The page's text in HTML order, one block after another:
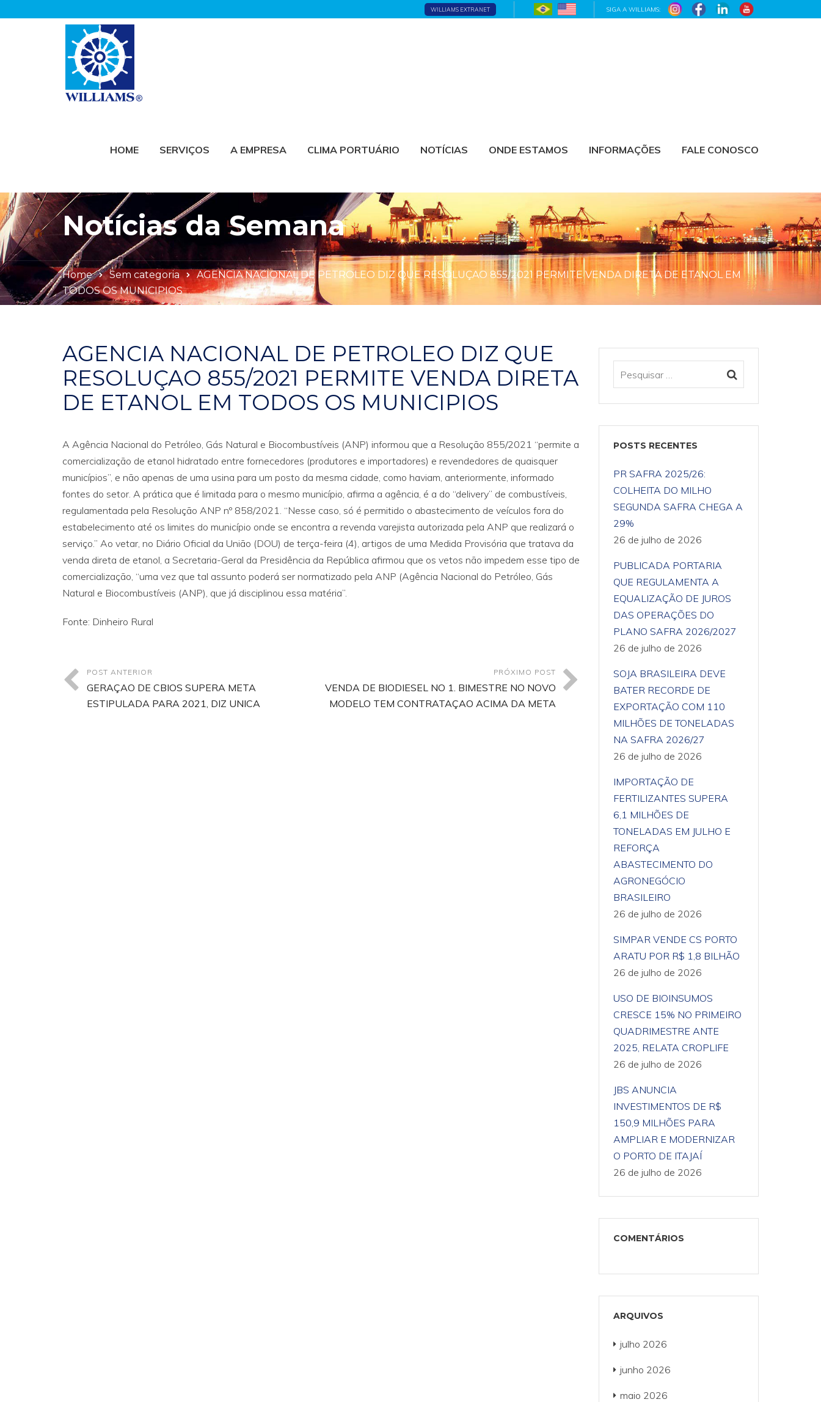
WILLIAMS EXTRANET SIGA A WILLIAMS:
HOME SERVIÇOS A EMPRESA CLIMA PORTUÁRIO NOTÍCIAS ONDE ESTAMOS INFORMAÇÕES FALE CONOSCO
Notícias da Semana
Home Sem categoria
AGENCIA NACIONAL DE PETROLEO DIZ QUE RESOLUÇAO 855/2021 PERMITE VENDA DIRETA DE ETANOL EM
TODOS OS MUNICIPIOS
AGENCIA NACIONAL DE PETROLEO DIZ QUE
RESOLUÇAO 855/2021 PERMITE VENDA DIRETA
DE ETANOL EM TODOS OS MUNICIPIOS
A Agência Nacional do Petróleo, Gás Natural e Biocombustíveis (ANP) informou que a Resolução 855/2021 “permite a
comercialização de etanol hidratado entre fornecedores (produtores e importadores) e revendedores de quaisquer
municípios”, e não apenas de uma usina para um posto da mesma cidade, como haviam, anteriormente, informado
fontes do setor. A prática que é limitada para o mesmo município, afirma a agência, é a do “delivery” de combustíveis,
regulamentada pela Resolução ANP nº 858/2021. “Nesse caso, só é permitido o abastecimento de veículos fora do
estabelecimento até os limites do município onde se encontra a revenda varejista autorizada pela ANP que realizará o
serviço.” Ao vetar, no Diário Oficial da União (DOU) de terça-feira (4), artigos de uma Medida Provisória que tratava da
venda direta de etanol, a Secretaria-Geral da Presidência da República afirmou que os vetos não impedem esse tipo de
comercialização, “uma vez que tal assunto poderá ser normatizado pela ANP (Agência Nacional do Petróleo, Gás
Natural e Biocombustíveis (ANP), que já disciplinou essa matéria”.
Fonte: Dinheiro Rural
POST ANTERIOR
GERAÇAO DE CBIOS SUPERA META
ESTIPULADA PARA 2021, DIZ UNICA
PRÓXIMO POST
VENDA DE BIODIESEL NO 1. BIMESTRE NO NOVO
MODELO TEM CONTRATAÇAO ACIMA DA META
POSTS RECENTES
PR SAFRA 2025/26:
COLHEITA DO MILHO
SEGUNDA SAFRA CHEGA A
29%
26 de julho de 2026
PUBLICADA PORTARIA
QUE REGULAMENTA A
EQUALIZAÇÃO DE JUROS
DAS OPERAÇÕES DO
PLANO SAFRA 2026/2027
26 de julho de 2026
SOJA BRASILEIRA DEVE
BATER RECORDE DE
EXPORTAÇÃO COM 110
MILHÕES DE TONELADAS
NA SAFRA 2026/27
26 de julho de 2026
IMPORTAÇÃO DE
FERTILIZANTES SUPERA
6,1 MILHÕES DE
TONELADAS EM JULHO E
REFORÇA
ABASTECIMENTO DO
AGRONEGÓCIO
BRASILEIRO
26 de julho de 2026
SIMPAR VENDE CS PORTO
ARATU POR R$ 1,8 BILHÃO
26 de julho de 2026
USO DE BIOINSUMOS
CRESCE 15% NO PRIMEIRO
QUADRIMESTRE ANTE
2025, RELATA CROPLIFE
26 de julho de 2026
JBS ANUNCIA
INVESTIMENTOS DE R$
150,9 MILHÕES PARA
AMPLIAR E MODERNIZAR
O PORTO DE ITAJAÍ
26 de julho de 2026
COMENTÁRIOS
ARQUIVOS
julho 2026
junho 2026
maio 2026